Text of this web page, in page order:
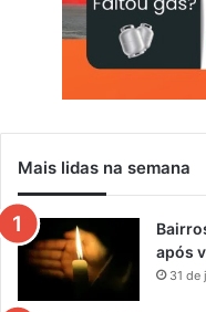
Mais lidas na semana
após
31 de